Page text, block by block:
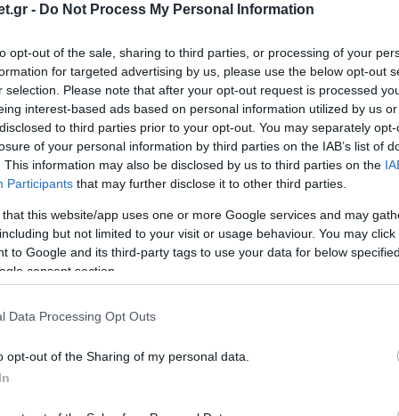
- Do Not Process My Personal Information
opt-out of the sale, sharing to third parties, or processing of your
for targeted advertising by us, please use the below opt-out
selection. Please note that after your opt-out request is processed
interest-based ads based on personal information utilized by us
to third parties prior to your opt-out. You may separately
of your personal information by third parties on the IAB’s list of
This information may also be disclosed by us to third parties on the
Participants that may further disclose it to other third parties.
that this website/app uses one or more Google services and may
but not limited to your visit or usage behaviour. You may
to Google and its third-party tags to use your data for below
consent section.
Data Processing Opt Outs
opt-out of the Sharing of my personal data.
μετάβασης. Μια εποχή όπου αλλάζουν
η τεχνολογία, η εργασία, η ασφάλεια,
που μετακινούμαστε, που
Και μέσα σε αυτή τη ρευστότητα, οι πολίτες
διαχείριση της καθημερινότητας. Ζητούν
να τους πει με ειλικρίνεια, πού
φτάσουμε ασφαλείς στον προορισμό»,είπε
Βρυξέλλες. Από το κέντρο μιας Ευρώπης
Μιας Ευρώπης που ξαναμαθαίνει ότι
ισχύ. Ότι η ειρήνη χρειάζεται άμυνα.
σοβαρά, αξιόπιστα, παρόντα. Και σας λέω
Ελλάδα που βλέπω από εκεί δεν μοιάζει
που αφήσαμε πίσω μας το 2019. Ας